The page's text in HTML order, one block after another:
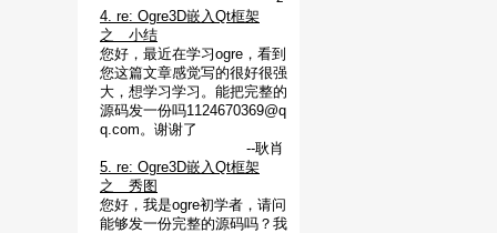
4. re: Ogre3D嵌入Qt框架
之 小结
您好，最近在学习ogre，看到
您这篇文章感觉写的很好很强
大，想学习学习。能把完整的
源码发一份吗1124670369@q
q.com。谢谢了
--耿肖
5. re: Ogre3D嵌入Qt框架
之 秀图
您好，我是ogre初学者，请问
能够发一份完整的源码吗？我